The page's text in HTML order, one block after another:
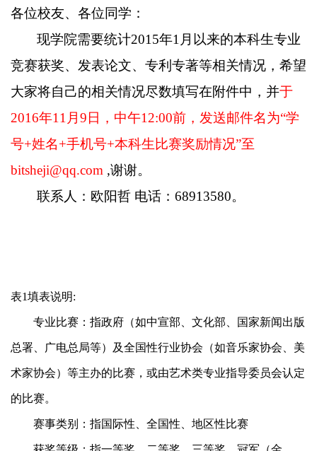
各位校友、各位同学：
现学院需要统计2015年1月以来的本科生专业
竞赛获奖、发表论文、 专利专著等相关情况，希望
大家将自己的相关情况尽数填写在附件中，并于
2016年11月9日，中午12:00前，发送邮件名为“学
号+姓名+手机号+本科生比赛奖励情况”至
bitsheji@qq.com ,谢谢。
联系人：欧阳哲 电话：68913580。
表1填表说明:
专业比赛：指政府（如中宣部、文化部、国家新闻出版
总署、广电总局等）及全国性行业协会（如音乐家协会、美
术家协会）等主办的比赛，或由艺术类专业指导委员会认定
的比赛。
赛事类别：指国际性、全国性、地区性比赛